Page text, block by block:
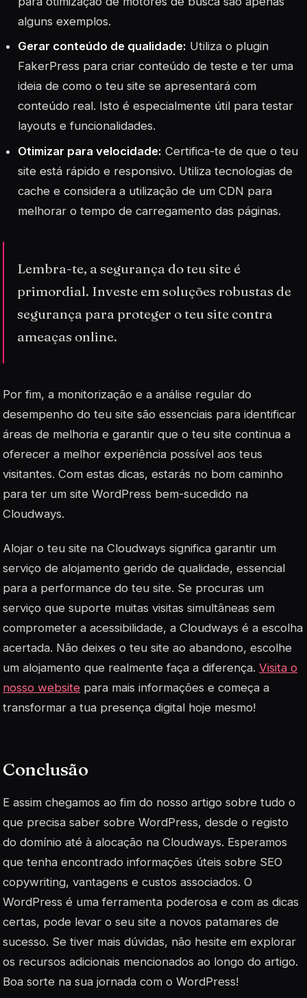
alguns exemplos.
Gerar conteúdo de qualidade: Utiliza o plugin
FakerPress para criar conteúdo de teste e ter uma
ideia de como o teu site se apresentará com
conteúdo real. Isto é especialmente útil para testar
layouts e funcionalidades.
Otimizar para velocidade: Certifica-te de que o teu
site está rápido e responsivo. Utiliza tecnologias de
cache e considera a utilização de um CDN para
melhorar o tempo de carregamento das páginas.
Lembra-te, a segurança do teu site é
primordial. Investe em soluções robustas de
segurança para proteger o teu site contra
ameaças online.
Por fim, a monitorização e a análise regular do
desempenho do teu site são essenciais para identificar
áreas de melhoria e garantir que o teu site continua a
oferecer a melhor experiência possível aos teus
visitantes. Com estas dicas, estarás no bom caminho
para ter um site WordPress bem-sucedido na
Cloudways.
Alojar o teu site na Cloudways significa garantir um
serviço de alojamento gerido de qualidade, essencial
para a performance do teu site. Se procuras um
serviço que suporte muitas visitas simultâneas sem
comprometer a acessibilidade, a Cloudways é a escolha
acertada. Não deixes o teu site ao abandono, escolhe
um alojamento que realmente faça a diferença. Visita o
nosso website para mais informações e começa a
transformar a tua presença digital hoje mesmo!
Conclusão
E assim chegamos ao fim do nosso artigo sobre tudo o
que precisa saber sobre WordPress, desde o registo
do domínio até à alocação na Cloudways. Esperamos
que tenha encontrado informações úteis sobre SEO
copywriting, vantagens e custos associados. O
WordPress é uma ferramenta poderosa e com as dicas
certas, pode levar o seu site a novos patamares de
sucesso. Se tiver mais dúvidas, não hesite em explorar
os recursos adicionais mencionados ao longo do artigo.
Boa sorte na sua jornada com o WordPress!